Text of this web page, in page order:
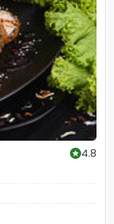
4.8